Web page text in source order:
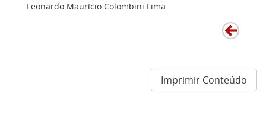
Leonardo Maurício Colombini Lima
Imprimir Conteúdo